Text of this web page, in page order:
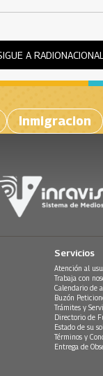
A
Inmigracion
Servicios
Atención al
Trabaja con
Calendario de
Buzón
Trámites y
Directorio de
Estado de su
Términos y
Entrega de